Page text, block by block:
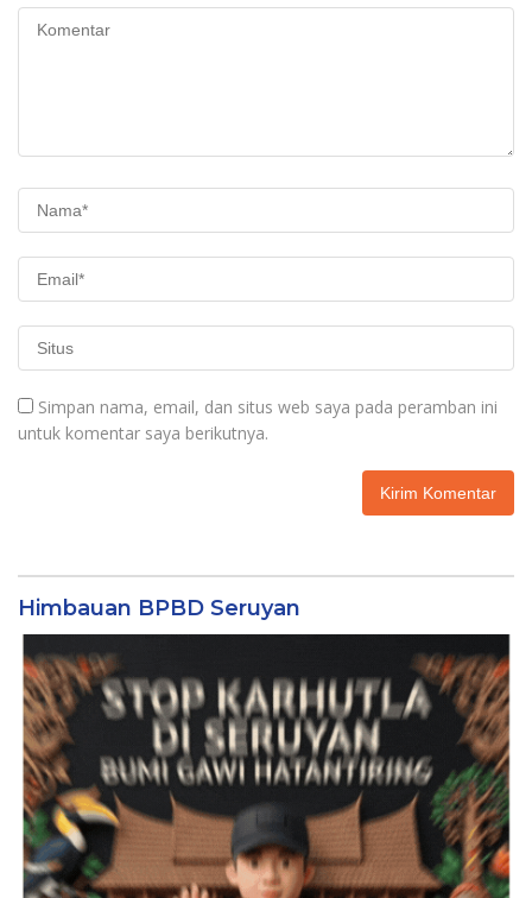
Simpan nama, email, dan situs web saya pada peramban ini
untuk komentar saya berikutnya.
Himbauan BPBD Seruyan